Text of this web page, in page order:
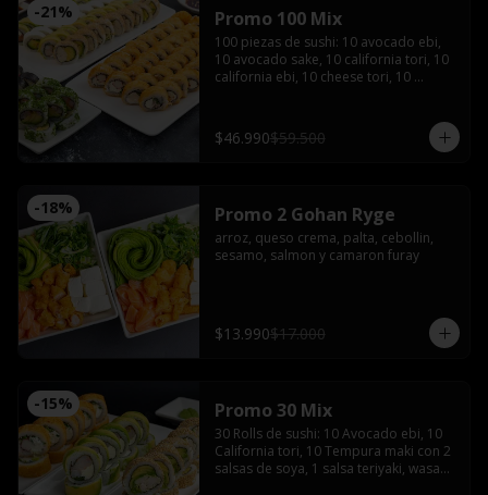
-21% Promo 100 Mix
100 piezas de sushi: 10 avocado ebi,
10 avocado sake, 10 california tori, 10
california ebi, 10 cheese tori, 10
palitos, 6 salsas de soya, 4 salsas
teriyaki,2 wasabi y 2 jengibres
$46.990$59.500
-18% Promo 2 Gohan Ryge
arroz, queso crema, palta, cebollin,
sesamo, salmon y camaron furay
$13.990$17.000
-15% Promo 30 Mix
30 Rolls de sushi: 10 Avocado ebi, 10
California tori, 10 Tempura maki con 2
salsas de soya, 1 salsa teriyaki, wasabi,